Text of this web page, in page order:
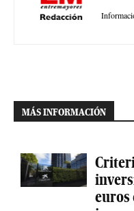
MÁS INFORMACIÓN
euros